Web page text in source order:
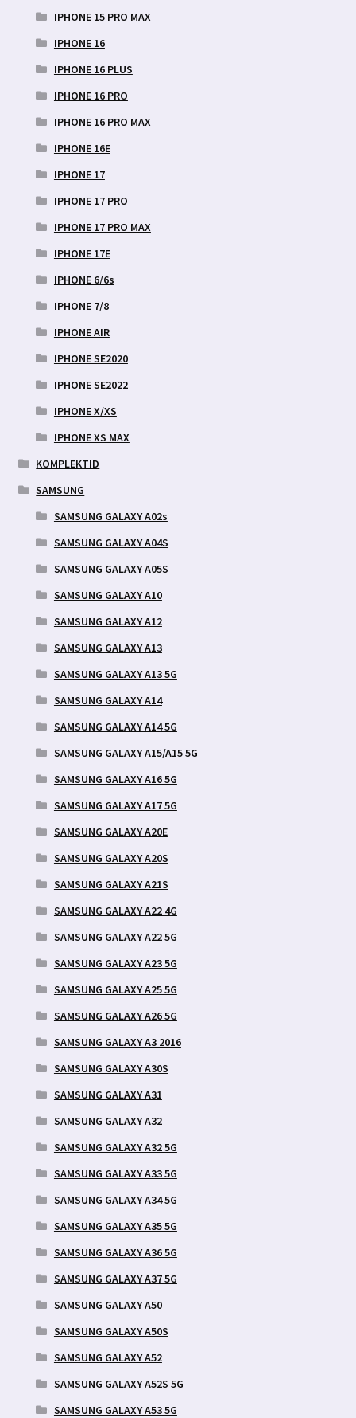
IPHONE 15 PRO MAX
IPHONE 16
IPHONE 16 PLUS
IPHONE 16 PRO
IPHONE 16 PRO MAX
IPHONE 16E
IPHONE 17
IPHONE 17 PRO
IPHONE 17 PRO MAX
IPHONE 17E
IPHONE 6/6s
IPHONE 7/8
IPHONE AIR
IPHONE SE2020
IPHONE SE2022
IPHONE X/XS
IPHONE XS MAX
KOMPLEKTID
SAMSUNG
SAMSUNG GALAXY A02s
SAMSUNG GALAXY A04S
SAMSUNG GALAXY A05S
SAMSUNG GALAXY A10
SAMSUNG GALAXY A12
SAMSUNG GALAXY A13
SAMSUNG GALAXY A13 5G
SAMSUNG GALAXY A14
SAMSUNG GALAXY A14 5G
SAMSUNG GALAXY A15/A15 5G
SAMSUNG GALAXY A16 5G
SAMSUNG GALAXY A17 5G
SAMSUNG GALAXY A20E
SAMSUNG GALAXY A20S
SAMSUNG GALAXY A21S
SAMSUNG GALAXY A22 4G
SAMSUNG GALAXY A22 5G
SAMSUNG GALAXY A23 5G
SAMSUNG GALAXY A25 5G
SAMSUNG GALAXY A26 5G
SAMSUNG GALAXY A3 2016
SAMSUNG GALAXY A30S
SAMSUNG GALAXY A31
SAMSUNG GALAXY A32
SAMSUNG GALAXY A32 5G
SAMSUNG GALAXY A33 5G
SAMSUNG GALAXY A34 5G
SAMSUNG GALAXY A35 5G
SAMSUNG GALAXY A36 5G
SAMSUNG GALAXY A37 5G
SAMSUNG GALAXY A50
SAMSUNG GALAXY A50S
SAMSUNG GALAXY A52
SAMSUNG GALAXY A52S 5G
SAMSUNG GALAXY A53 5G